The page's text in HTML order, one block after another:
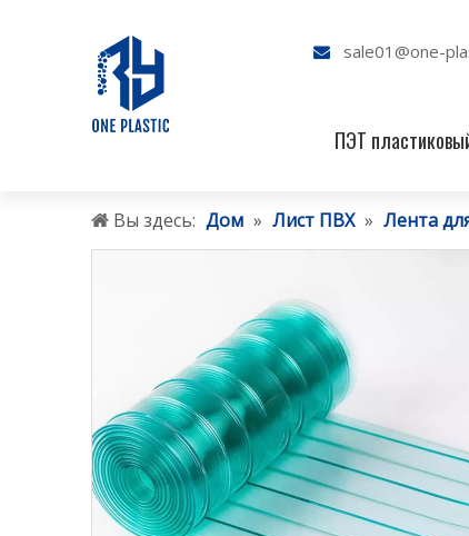
 sale01@one-
ПЭТ
Вы здесь: Дом » Лист ПВХ » Лента